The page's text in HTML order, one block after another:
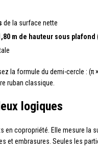
de la surface nette
m de hauteur sous plafond
formule du demi-cercle : (π
ruban classique.
logiques
en copropriété. Elle mesure
et embrasures. Seules les